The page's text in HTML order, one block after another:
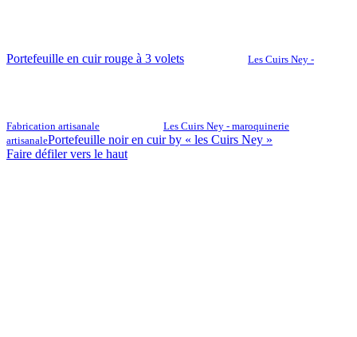
Portefeuille en cuir rouge à 3 volets Les Cuirs Ney -
Fabrication artisanale
Les Cuirs Ney - maroquinerie
artisanalePortefeuille noir en cuir by « les Cuirs Ney »
Faire défiler vers le haut